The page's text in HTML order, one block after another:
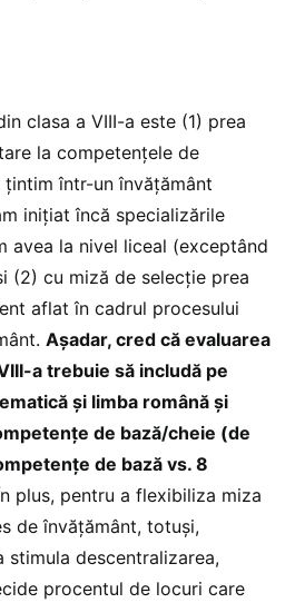
clasa a VIII-a este (1) prea
la competențele de
într-un învățământ
inițiat încă specializările
avea la nivel liceal (exceptând
(2) cu miză de selecție prea
aflat în cadrul procesului
Așadar, cred că evaluarea
a trebuie să includă pe
și limba română și
de bază/cheie (de
de bază vs. 8
plus, pentru a flexibiliza miza
de învățământ, totuși,
descentralizarea,
procentul de locuri care